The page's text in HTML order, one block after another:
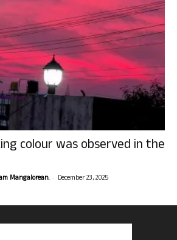
colour was observed in the
Mangalorean. - December 23, 2025